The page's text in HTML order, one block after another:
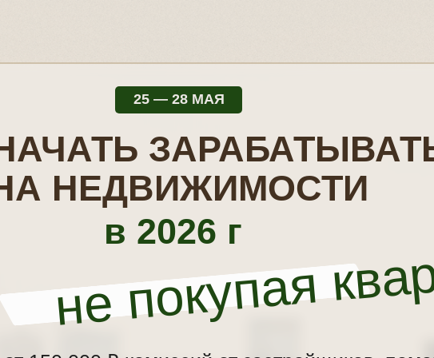
в 2026 г
НЕДВИЖИМОСТИ
25 — 28 МАЯ
не покупая